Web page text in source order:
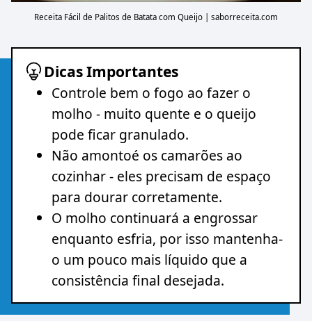
Receita Fácil de Palitos de Batata com Queijo | saborreceita.com
Dicas Importantes
Controle bem o fogo ao fazer o
molho - muito quente e o queijo
pode ficar granulado.
Não amontoé os camarões ao
cozinhar - eles precisam de espaço
para dourar corretamente.
O molho continuará a engrossar
enquanto esfria, por isso mantenha-
o um pouco mais líquido que a
consistência final desejada.